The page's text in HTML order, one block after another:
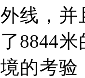
外线，并
了8844
境的考验